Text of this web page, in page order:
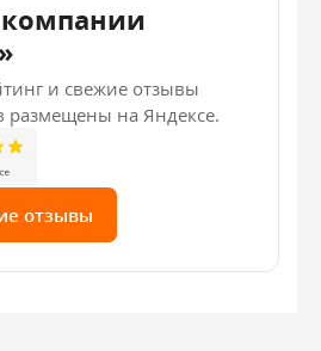
и свежие отзывы
размещены на Яндексе.
отзывы